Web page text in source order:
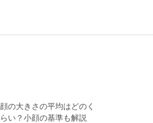
顔の大きさの平均はどのく
らい？小顔の基準も解説